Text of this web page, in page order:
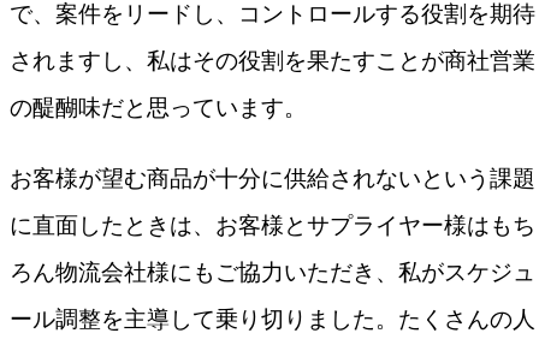
で、案件をリードし、コントロールする役割を期待
されますし、私はその役割を果たすことが商社営業
の醍醐味だと思っています。
お客様が望む商品が十分に供給されないという課題
に直面したときは、お客様とサプライヤー様はもち
ろん物流会社様にもご協力いただき、私がスケジュ
ール調整を主導して乗り切りました。たくさんの人